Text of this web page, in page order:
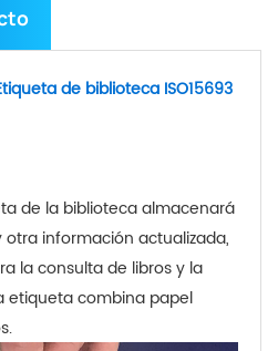
de biblioteca ISO15693
de la biblioteca almacenará
información actualizada,
la consulta de libros y la
etiqueta combina papel